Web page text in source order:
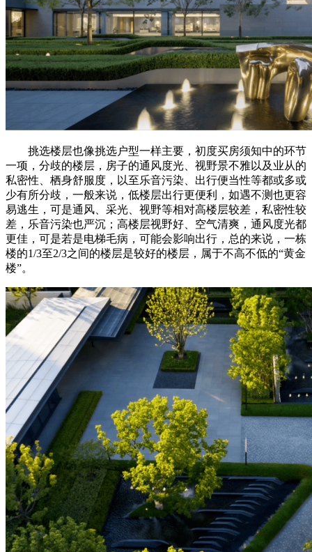
挑选楼层也像挑选户型一样主要，初度买房须知中的环节
一项，分歧的楼层，房子的通风度光、视野景不雅以及业从的
私密性、栖身舒服度，以至乐音污染、出行便当性等都或多或
少有所分歧，一般来说，低楼层出行更便利，如遇不测也更容
易逃生，可是通风、采光、视野等相对高楼层较差，私密性较
差，乐音污染也严沉；高楼层视野好、空气清爽，通风度光都
更佳，可是若是电梯毛病，可能会影响出行，总的来说，一栋
楼的1/3至2/3之间的楼层是较好的楼层，属于不高不低的“黄金
楼”。